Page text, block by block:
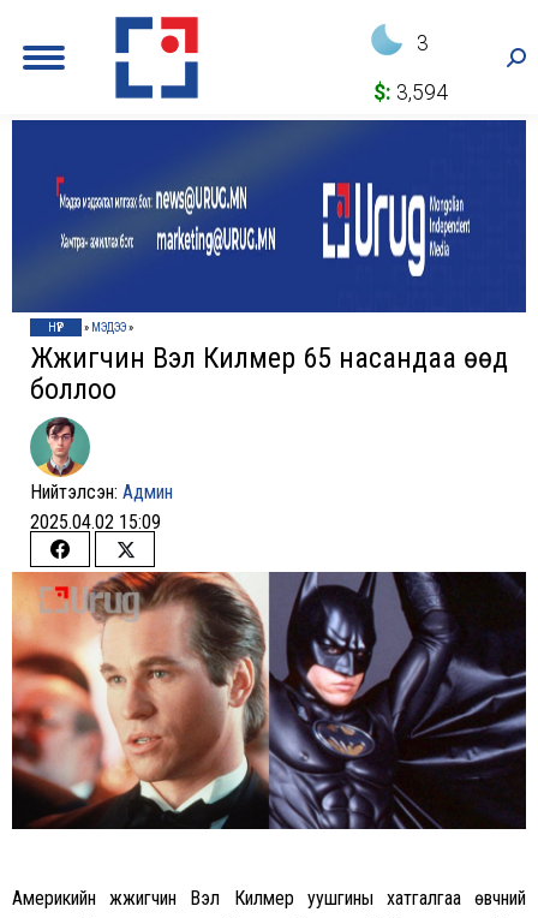
3
$: 3,594
НҮҮР » МЭДЭЭ»
Жүжигчин Вэл Килмер 65 насандаа өөд
боллоо
Нийтэлсэн: Админ
2025.04.02 15:09
Share
on
Facebook
Share
on
Америкийн жүжигчин Вэл Килмер уушгины хатгалгаа өвчний